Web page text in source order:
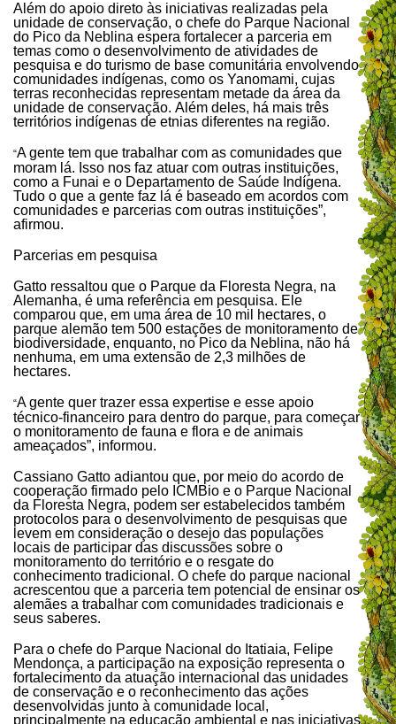
Além do apoio direto às iniciativas realizadas pela
unidade de conservação, o chefe do Parque Nacional
do Pico da Neblina espera fortalecer a parceria em
temas como o desenvolvimento de atividades de
pesquisa e do turismo de base comunitária envolvendo
comunidades indígenas, como os Yanomami, cujas
terras reconhecidas representam metade da área da
unidade de conservação. Além deles, há mais três
territórios indígenas de etnias diferentes na região.
“A gente tem que trabalhar com as comunidades que
moram lá. Isso nos faz atuar com outras instituições,
como a Funai e o Departamento de Saúde Indígena.
Tudo o que a gente faz lá é baseado em acordos com
comunidades e parcerias com outras instituições”,
afirmou.
Parcerias em pesquisa
Gatto ressaltou que o Parque da Floresta Negra, na
Alemanha, é uma referência em pesquisa. Ele
comparou que, em uma área de 10 mil hectares, o
parque alemão tem 500 estações de monitoramento de
biodiversidade, enquanto, no Pico da Neblina, não há
nenhuma, em uma extensão de 2,3 milhões de
hectares.
“A gente quer trazer essa expertise e esse apoio
técnico-financeiro para dentro do parque, para começar
o monitoramento de fauna e flora e de animais
ameaçados”, informou.
Cassiano Gatto adiantou que, por meio do acordo de
cooperação firmado pelo ICMBio e o Parque Nacional
da Floresta Negra, podem ser estabelecidos também
protocolos para o desenvolvimento de pesquisas que
levem em consideração o desejo das populações
locais de participar das discussões sobre o
monitoramento do território e o resgate do
conhecimento tradicional. O chefe do parque nacional
acrescentou que a parceria tem potencial de ensinar os
alemães a trabalhar com comunidades tradicionais e
seus saberes.
Para o chefe do Parque Nacional do Itatiaia, Felipe
Mendonça, a participação na exposição representa o
fortalecimento da atuação internacional das unidades
de conservação e o reconhecimento das ações
desenvolvidas junto à comunidade local,
principalmente na educação ambiental e nas iniciativas